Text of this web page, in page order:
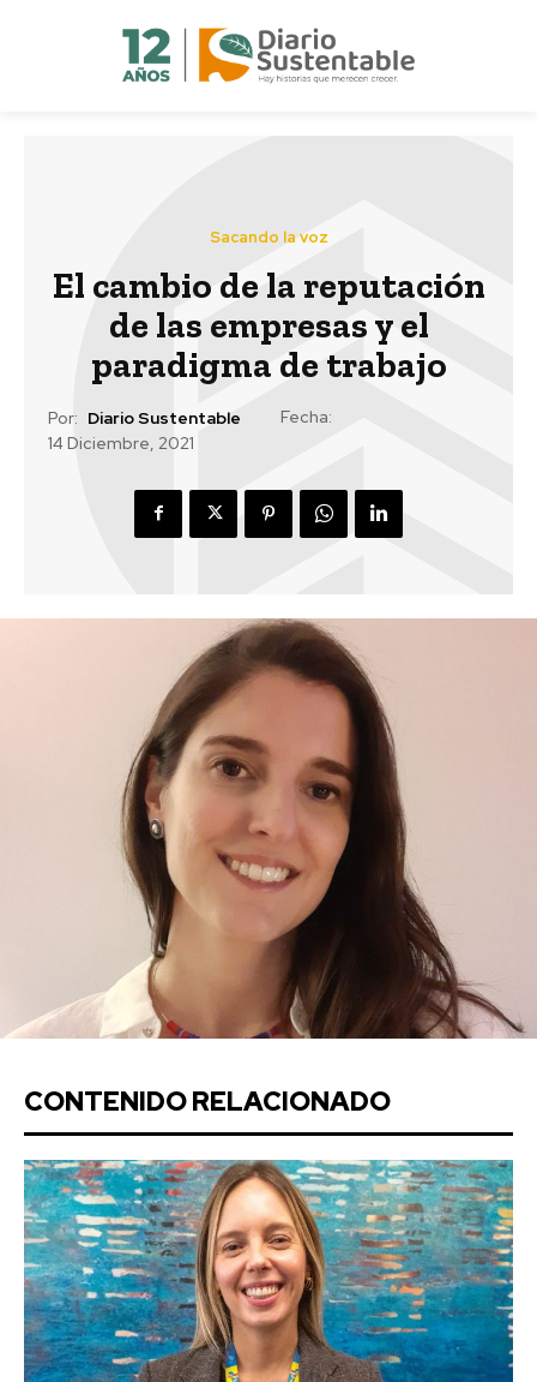
Sacando la voz
El cambio de la reputación
de las empresas y el
paradigma de trabajo
Por: Diario Sustentable
Fecha:
14 Diciembre, 2021
CONTENIDO RELACIONADO